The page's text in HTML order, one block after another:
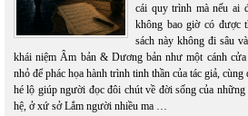
cái quy trình mà nếu ai
không bao giờ có
sách này không đi sâu
khái niệm Âm bản & Dương bản như một cánh
nhỏ để phác họa hành trình tinh thần của tác giả,
hé lộ giúp người đọc đôi chút về đời sống của
hệ, ở xứ sở Lắm người nhiều ma …